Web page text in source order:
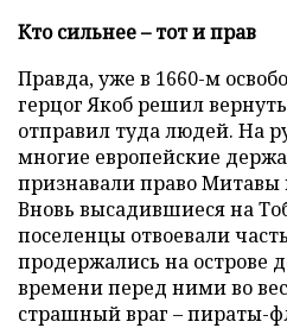
Кто сильнее – тот и прав
Правда, уже в 1660-м
герцог Якоб решил
отправил туда людей. На
многие европейские
признавали право Митавы
Вновь высадившиеся на
поселенцы отвоевали
продержались на острове
времени перед ними во
страшный враг – пираты-